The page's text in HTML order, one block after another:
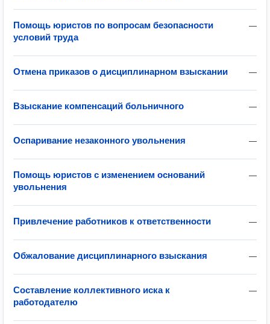
—
Помощь юристов по вопросам безопасности
условий труда
—
Отмена приказов о дисциплинарном взыскании
—
Взыскание компенсаций больничного
—
Оспаривание незаконного увольнения
—
Помощь юристов с изменением оснований
увольнения
—
Привлечение работников к ответственности
—
Обжалование дисциплинарного взыскания
—
Составление коллективного иска к
работодателю